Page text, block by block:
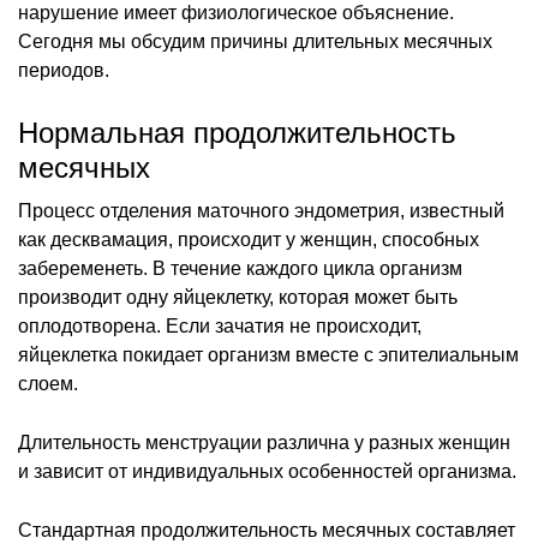
нарушение имеет физиологическое объяснение.
Сегодня мы обсудим причины длительных месячных
периодов.
Нормальная продолжительность
месячных
Процесс отделения маточного эндометрия, известный
как десквамация, происходит у женщин, способных
забеременеть. В течение каждого цикла организм
производит одну яйцеклетку, которая может быть
оплодотворена. Если зачатия не происходит,
яйцеклетка покидает организм вместе с эпителиальным
слоем.
Длительность менструации различна у разных женщин
и зависит от индивидуальных особенностей организма.
Стандартная продолжительность месячных составляет